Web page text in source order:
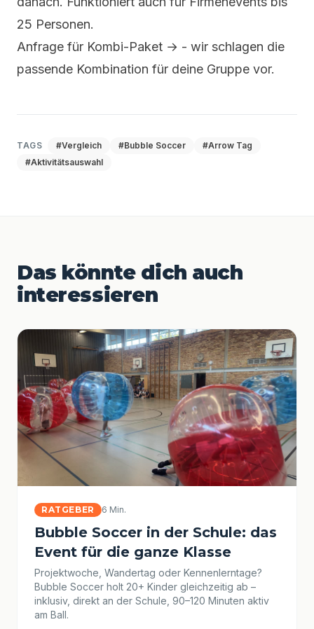
25 Personen.
Anfrage für Kombi-Paket → - wir schlagen die
passende Kombination für deine Gruppe vor.
TAGS #Vergleich #Bubble Soccer
#Arrow Tag
#Aktivitätsauswahl
Das könnte dich auch
interessieren
RATGEBER 6 Min.
Bubble Soccer in der Schule: das
Event für die ganze Klasse
Projektwoche, Wandertag oder Kennenlerntage?
Bubble Soccer holt 20+ Kinder gleichzeitig ab –
inklusiv, direkt an der Schule, 90–120 Minuten aktiv
am Ball.